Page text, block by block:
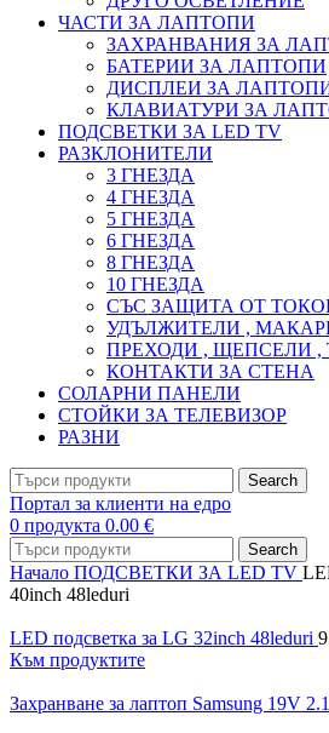
ЧАСТИ ЗА ЛАПТОПИ
ЗАХРАНВАНИЯ ЗА
БАТЕРИИ ЗА ЛАПТОПИ
ДИСПЛЕИ ЗА
КЛАВИАТУРИ ЗА
ПОДСВЕТКИ ЗА LED TV
РАЗКЛОНИТЕЛИ
3 ГНЕЗДА
4 ГНЕЗДА
5 ГНЕЗДА
6 ГНЕЗДА
8 ГНЕЗДА
10 ГНЕЗДА
СЪС ЗАЩИТА ОТ
УДЪЛЖИТЕЛИ ,
ПРЕХОДИ , ЩЕПСЕЛИ ,
КОНТАКТИ ЗА СТЕНА
СОЛАРНИ ПАНЕЛИ
СТОЙКИ ЗА ТЕЛЕВИЗОР
РАЗНИ
Search
Портал за клиенти на едро
0 продукта 0.00 €
Search
Начало ПОДСВЕТКИ ЗА LED TV
40inch 48leduri
LED подсветка за LG 32inch 48leduri
Към продуктите
Захранване за лаптоп Samsung 19V